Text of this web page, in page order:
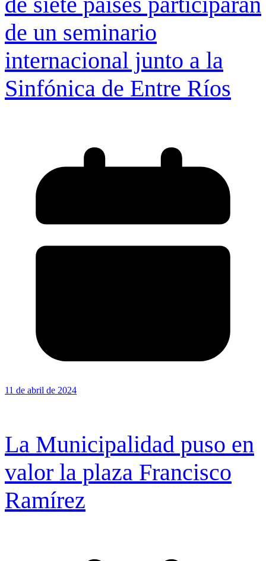
de un seminario
internacional junto a la
Sinfónica de Entre Ríos
11 de abril de 2024
La Municipalidad puso en
valor la plaza Francisco
Ramírez